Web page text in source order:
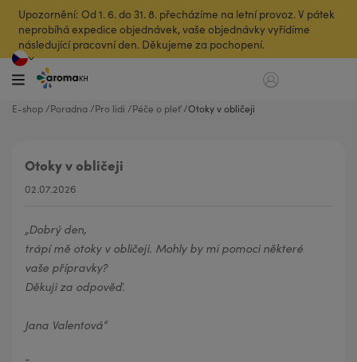
Upozornění: Od 1. 6. do 31. 8. přecházíme na letní provoz. V pátek
neprobíhá expedice objednávek, vaše objednávky vyřídíme
následující pracovní den. Děkujeme za pochopení.
E-shop Poradna Pro lidi Péče o pleť Otoky v obličeji
Otoky v obličeji
02.07.2026
Dobrý den,
trápí mě otoky v obličeji. Mohly by mi pomoci některé
vaše přípravky?
Děkuji za odpověď.
Jana Valentová